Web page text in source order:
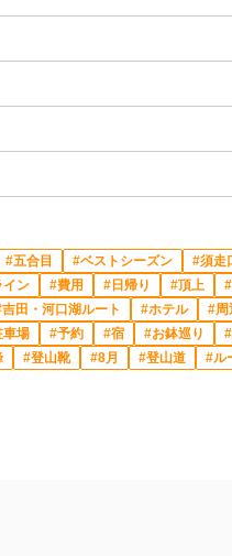
五合目 ベストシーズン 須走
イン 費用 日帰り 頂上
吉田・河口湖ルート ホテル 周
車場 予約 宿 お鉢巡り
登山靴 8月 登山道 ル